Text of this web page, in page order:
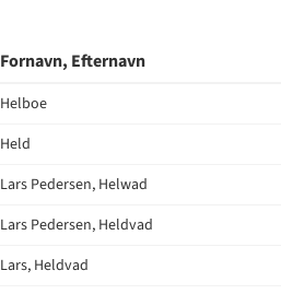
Fornavn, Efternavn
Helboe
Held
Lars Pedersen, Helwad
Lars Pedersen, Heldvad
Lars, Heldvad